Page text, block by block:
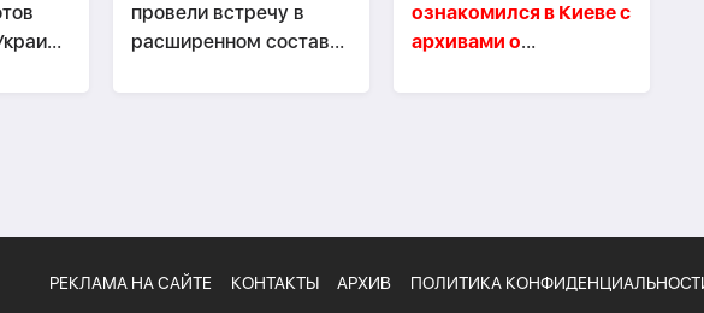
провели встречу в
расширенном составе-
ознакомился в Киеве с
архивами о
миссии АДР
РЕКЛАМА НА САЙТЕ КОНТАКТЫ АРХИВ ПОЛИТИКА